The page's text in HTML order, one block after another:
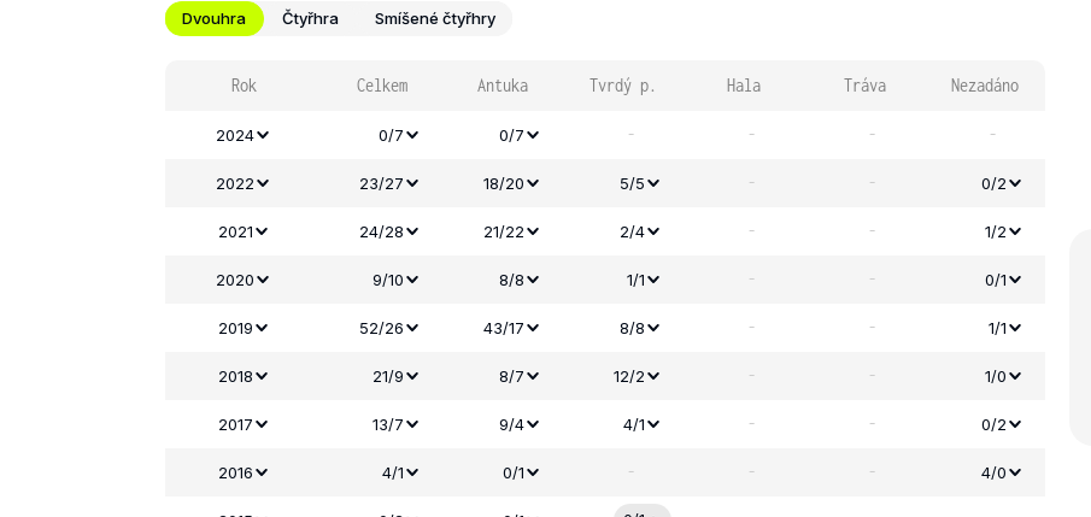
Dvouhra Čtyřhra Smíšené čtyřhry
Rok Celkem Antuka Tvrdý p. Hala Tráva Nezadáno
2024 0/7 0/7 - - - -
2022 23/27 18/20 5/5 - - 0/2
2021 24/28 21/22 2/4 - - 1/2
2020 9/10 8/8 1/1 - - 0/1
2019 52/26 43/17 8/8 - - 1/1
2018 21/9 8/7 12/2 - - 1/0
2017 13/7 9/4 4/1 - - 0/2
2016 4/1 0/1 - - - 4/0